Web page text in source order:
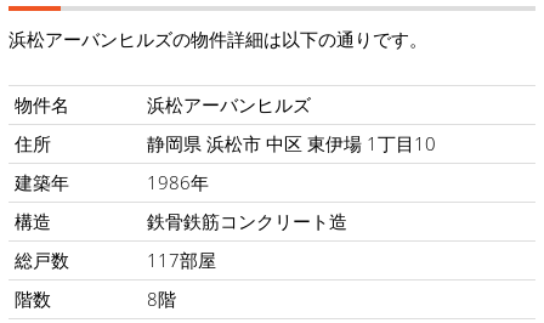
浜松アーバンヒルズの物件詳細は以下の通りです。
物件名
浜松アーバンヒルズ
住所
静岡県 浜松市 中区 東伊場 1丁目10
建築年
1986年
構造
鉄骨鉄筋コンクリート造
総戸数
117部屋
階数
8階